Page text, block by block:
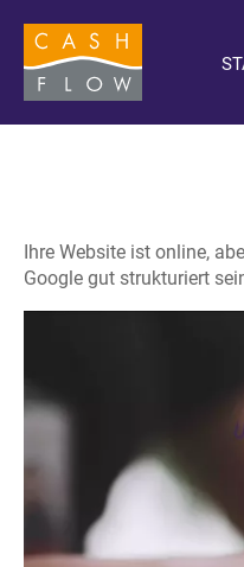
Ihre Website ist online,
Google gut strukturiert